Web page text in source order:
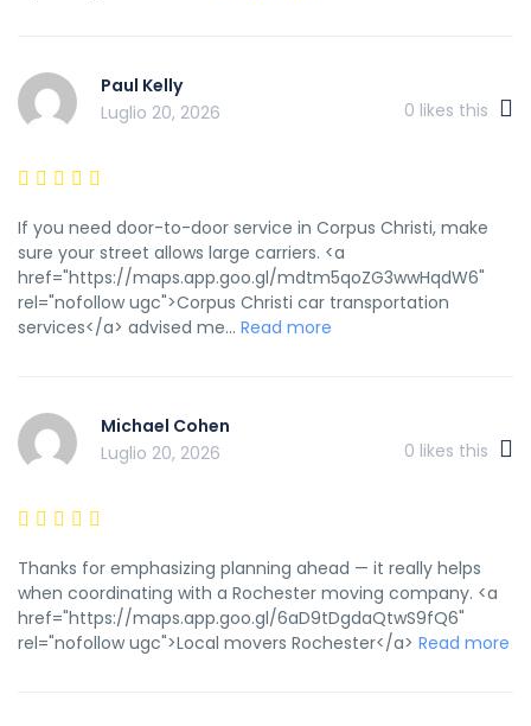
Paul Kelly
Luglio 20, 2026
0 likes this
If you need door-to-door service in Corpus Christi, make
sure your street allows large carriers. <a
href="https://maps.app.goo.gl/mdtm5qoZG3wwHqdW6"
rel="nofollow ugc">Corpus Christi car transportation
services</a> advised me... Read more
Michael Cohen
Luglio 20, 2026
0 likes this
Thanks for emphasizing planning ahead — it really helps
when coordinating with a Rochester moving company. <a
href="https://maps.app.goo.gl/6aD9tDgdaQtwS9fQ6"
rel="nofollow ugc">Local movers Rochester</a> Read more